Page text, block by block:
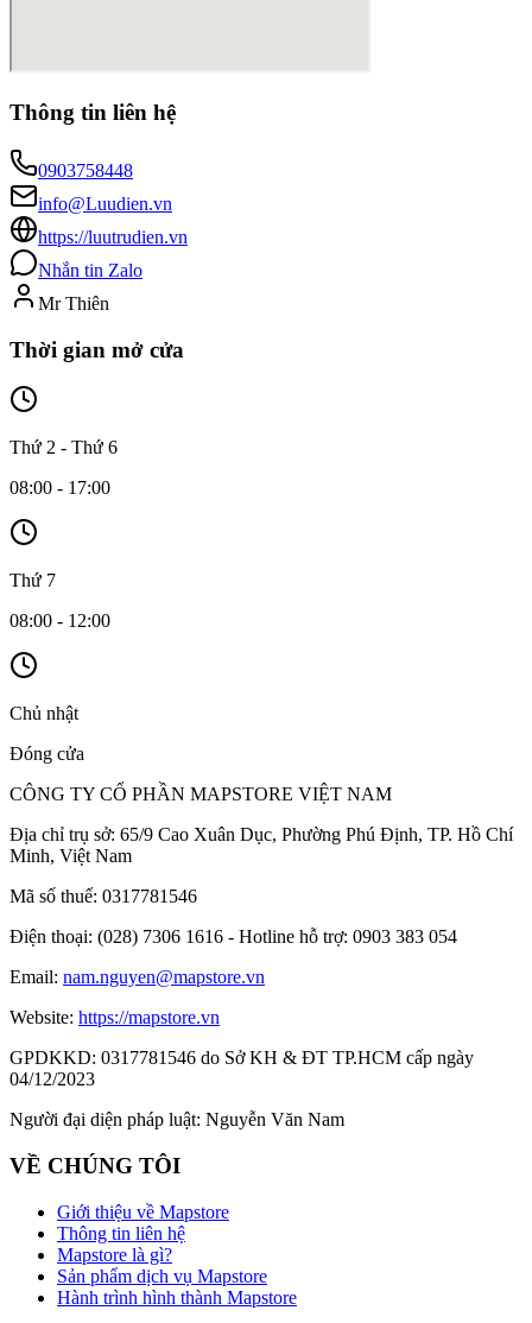
Thông tin liên hệ
0903758448
info@Luudien.vn
https://luutrudien.vn
Nhắn tin Zalo
Mr Thiên
Thời gian mở cửa
Thứ 2 - Thứ 6
08:00 - 17:00
Thứ 7
08:00 - 12:00
Chủ nhật
Đóng cửa
CÔNG TY CỔ PHẦN MAPSTORE VIỆT NAM
Địa chỉ trụ sở: 65/9 Cao Xuân Dục, Phường Phú Định, TP. Hồ Chí
Minh, Việt Nam
Mã số thuế: 0317781546
Điện thoại: (028) 7306 1616 - Hotline hỗ trợ: 0903 383 054
Email: nam.nguyen@mapstore.vn
Website: https://mapstore.vn
GPDKKD: 0317781546 do Sở KH & ĐT TP.HCM cấp ngày
04/12/2023
Người đại diện pháp luật: Nguyễn Văn Nam
VỀ CHÚNG TÔI
Giới thiệu về Mapstore
Thông tin liên hệ
Mapstore là gì?
Sản phẩm dịch vụ Mapstore
Hành trình hình thành Mapstore